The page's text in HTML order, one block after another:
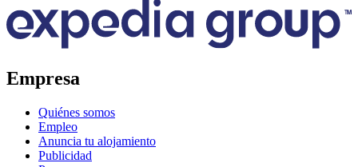
Empresa
Quiénes somos
Empleo
Anuncia tu alojamiento
Publicidad